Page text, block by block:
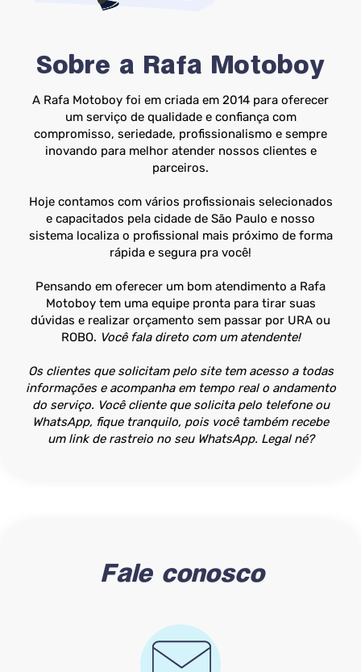
Sobre a Rafa Motoboy
A Rafa Motoboy foi em criada em 2014 para oferecer
um serviço de qualidade e confiança com
compromisso, seriedade, profissionalismo e sempre
inovando para melhor atender nossos clientes e
parceiros.
Hoje contamos com vários profissionais selecionados
e capacitados pela cidade de São Paulo e nosso
sistema localiza o profissional mais próximo de forma
rápida e segura pra você!
Pensando em oferecer um bom atendimento a Rafa
Motoboy tem uma equipe pronta para tirar suas
dúvidas e realizar orçamento sem passar por URA ou
ROBO. Você fala direto com um atendente!
Os clientes que solicitam pelo site tem acesso a todas
informações e acompanha em tempo real o andamento
do serviço. Você cliente que solicita pelo telefone ou
WhatsApp, fique tranquilo, pois você também recebe
um link de rastreio no seu WhatsApp. Legal né?
Fale conosco